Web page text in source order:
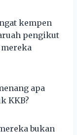
kempen
pengikut
apa
KKB?
bukan